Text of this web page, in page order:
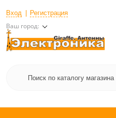
Вход Регистрация
Ваш город: